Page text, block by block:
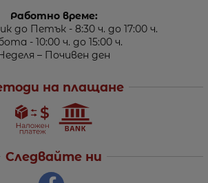
Работно време:
до Петък - 8:30 ч. до 17:00 ч.
- 10:00 ч. до 15:00 ч.
– Почивен ден
на плащане
Следвайте ни